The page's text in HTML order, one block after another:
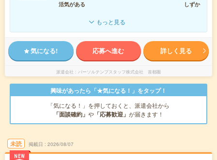
活気がある
しずか
もっと見る
気になる! 応募へ進む 詳しく見る
派遣会社 パーソルテンプスタッフ株式会社 首都圏
興味があったら「★気になる！」をタップ！
「気になる！」を押しておくと、派遣会社から
「面談確約」 や 「応募歓迎」 が届きます！
未読
NEW
掲載日 2026/08/07